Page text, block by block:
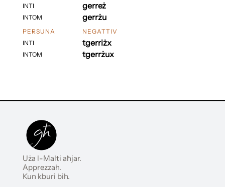
INTI
INTOM
gerreż
gerrżu
PERSUNA
INTI
INTOM
NEGATTIV
tgerriżx
tgerrżux
Uża l-Malti aħjar.
Apprezzah.
Kun kburi bih.